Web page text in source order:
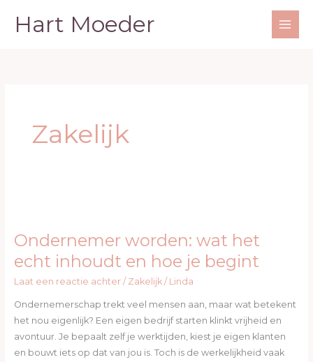
naarHart Moeder
Zakelijk
Ondernemer worden: wat het
echt inhoudt en hoe je begint
Laat een reactie achter / Zakelijk/ Linda
Ondernemerschap trekt veel mensen aan, maar wat betekent
het nou eigenlijk? Een eigen bedrijf starten klinkt vrijheid en
avontuur. Je bepaalt zelf je werktijden, kiest je eigen klanten
en bouwt iets op dat van jou is. Toch is de werkelijkheid vaak
wat
het
en
hoe
je
begint